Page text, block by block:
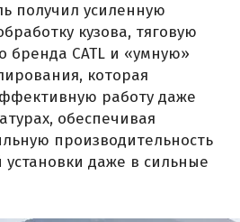
получил усиленную
кузова, тяговую
бренда CATL и «умную»
которая
работу даже
обеспечивая
производительность
даже в сильные